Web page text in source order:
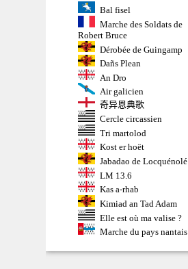
Bal fisel
Marche des Soldats de
Robert Bruce
Dérobée de Guingamp
Dañs Plean
An Dro
Air galicien
奇异恩典歌
Cercle circassien
Tri martolod
Kost er hoët
Jabadao de Locquénolé
LM 13.6
Kas a-rhab
Kimiad an Tad Adam
Elle est où ma valise ?
Marche du pays nantais